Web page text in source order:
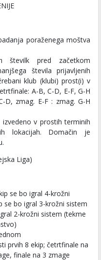
poraženega moštva
številk pred začetkom
števila prijavljenih
klub (klubi) prost(i) v
A-B, C-D, E-F, G-H
D, zmag. E-F : zmag. G-H
v prostih terminih
lokacijah. Domačin je
Liga)
se bo igral 4-krožni
se bo igral 3-krožni sistem
2-krožni sistem (tekme
prvih 8 ekip; četrtfinale na
finale na 3 zmage